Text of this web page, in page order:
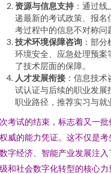
资源与信息支持 ：通过
递最新的考试政策、报
考过程中的信息不对称问
技术环境保障咨询 ：部
环境安全、应急处理预
了技术层面的保障。
人才发展衔接 ：信息技
试认证与后续的职业发
职业路径，推荐实习与就
考试的结束，标志着又一
威的能力凭证。这不仅是
字经济、智能产业发展注
和社会数字化转型的核心力